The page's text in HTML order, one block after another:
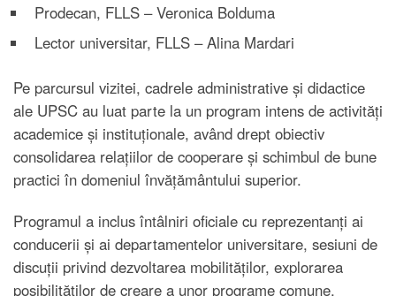
Prodecan, FLLS – Veronica Bolduma
Lector universitar, FLLS – Alina Mardari
Pe parcursul vizitei, cadrele administrative și didactice
ale UPSC au luat parte la un program intens de activități
academice și instituționale, având drept obiectiv
consolidarea relațiilor de cooperare și schimbul de bune
practici în domeniul învățământului superior.
Programul a inclus întâlniri oficiale cu reprezentanți ai
conducerii și ai departamentelor universitare, sesiuni de
discuții privind dezvoltarea mobilităților, explorarea
posibilităților de creare a unor programe comune,